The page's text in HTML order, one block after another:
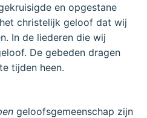
en opgestane
christelijk geloof dat wij
In de liederen die wij
De gebeden dragen
tijden heen.
geloofsgemeenschap zijn